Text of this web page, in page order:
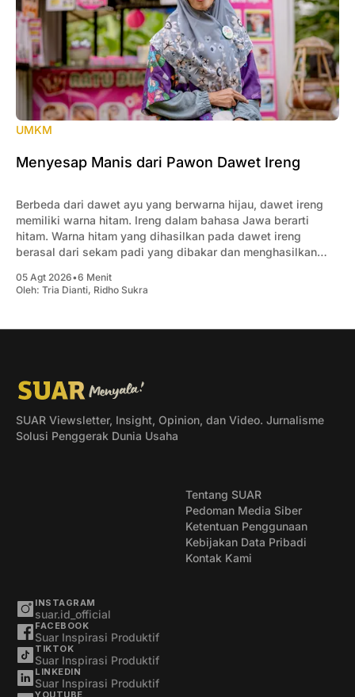
UMKM
Menyesap Manis dari Pawon Dawet Ireng
Berbeda dari dawet ayu yang berwarna hijau, dawet ireng
memiliki warna hitam. Ireng dalam bahasa Jawa berarti
hitam. Warna hitam yang dihasilkan pada dawet ireng
berasal dari sekam padi yang dibakar dan menghasilkan
05 Agt 2026•6 Menit
Oleh: Tria Dianti, Ridho Sukra
SUAR Viewsletter, Insight, Opinion, dan Video. Jurnalisme
Solusi Penggerak Dunia Usaha
Tentang SUAR
Pedoman Media Siber
Ketentuan Penggunaan
Kebijakan Data Pribadi
Kontak Kami
INSTAGRAM
suar.id_official
FACEBOOK
Suar Inspirasi Produktif
TIKTOK
Suar Inspirasi Produktif
LINKEDIN
Suar Inspirasi Produktif
YOUTUBE